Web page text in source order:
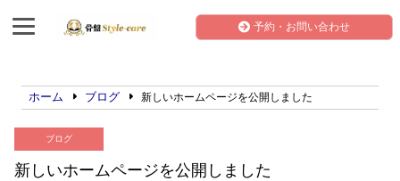
予約・お問い合わせ
ホーム ブログ 新しいホームページを公開しました
ブログ
新しいホームページを公開しました